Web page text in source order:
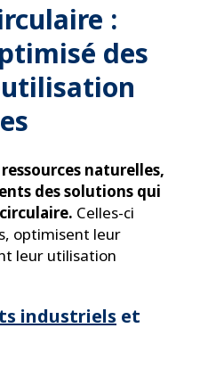
:
des
naturelles,
des solutions qui
Celles-ci
optimisent leur
leur utilisation
industriels et